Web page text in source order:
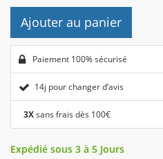
Ajouter au panier
Paiement 100% sécurisé
14j pour changer d’avis
3Xsans frais dès 100€
Expédié sous 3 à 5 Jours